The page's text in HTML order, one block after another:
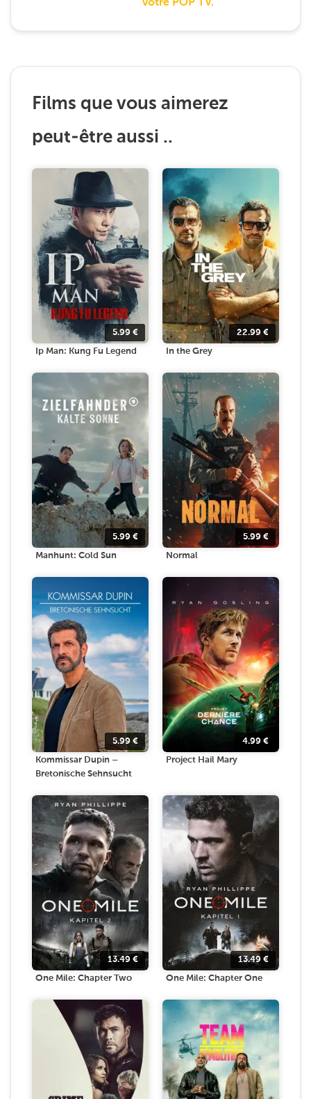
votre POP TV.
Films que vous aimerez
peut-être aussi ..
5.99 €
Ip Man: Kung Fu Legend
22.99 €
In the Grey
5.99 €
Manhunt: Cold Sun
5.99 €
Normal
5.99 €
Kommissar Dupin –
Bretonische Sehnsucht
4.99 €
Project Hail Mary
13.49 €
One Mile: Chapter Two
13.49 €
One Mile: Chapter One